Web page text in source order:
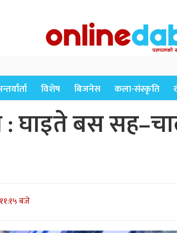
विशेष बिजनेस कला-संस्कृति
: घाइते बस
बजे